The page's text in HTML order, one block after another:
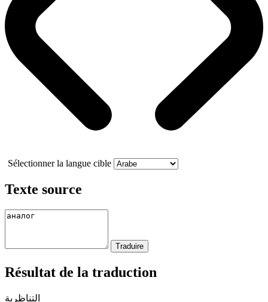
Sélectionner la langue cible
Texte source
Résultat de la traduction
التناظرية